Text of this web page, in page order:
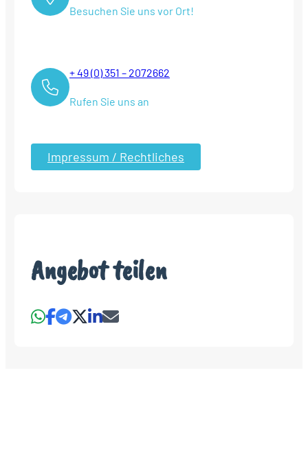
Besuchen Sie uns vor Ort!
+ 49 (0) 351 – 2072662
Rufen Sie uns an
Impressum / Rechtliches
Angebot teilen